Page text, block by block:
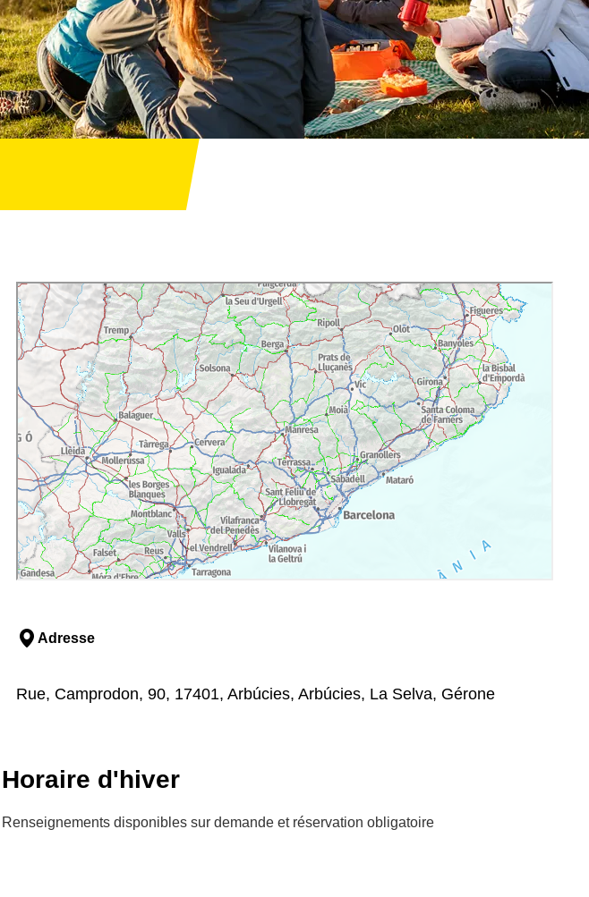
Adresse
Rue, Camprodon, 90, 17401, Arbúcies, Arbúcies, La Selva, Gérone
Horaire d'hiver
Renseignements disponibles sur demande et réservation obligatoire